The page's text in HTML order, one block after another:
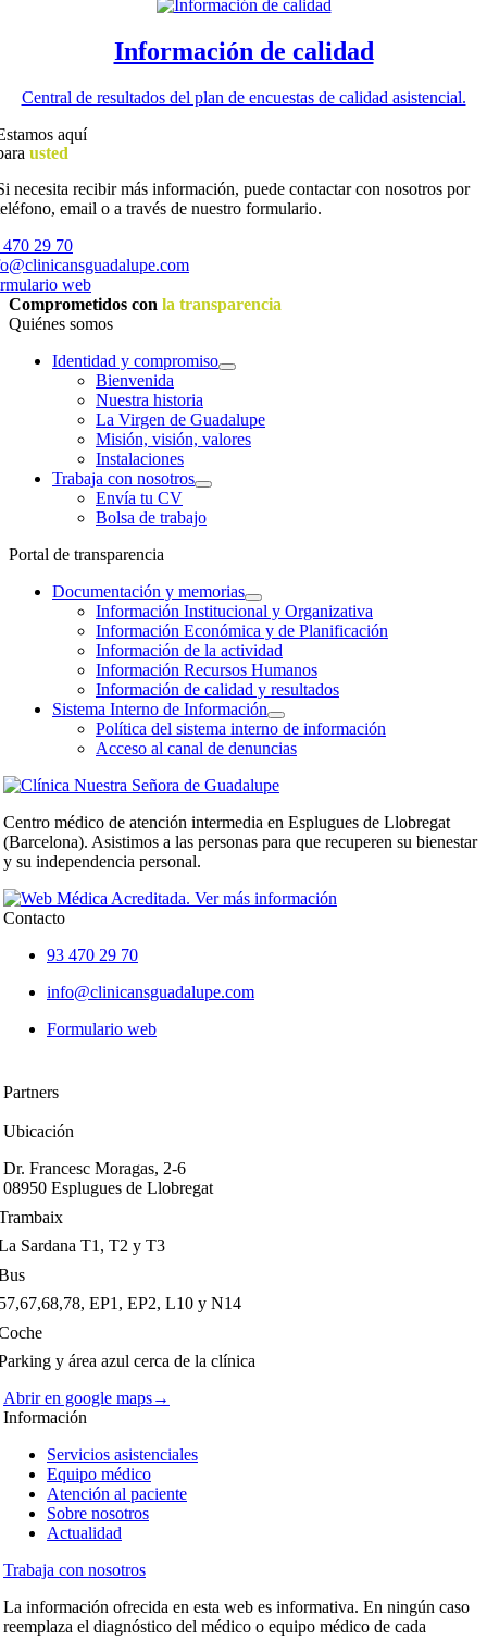
Información de calidad
Central de resultados del plan de encuestas de calidad asistencial.
aquí
usted
necesita recibir más información, puede contactar con nosotros por
email o a través de nuestro formulario.
470 29 70
web
Comprometidos con la transparencia
Quiénes somos
Identidad y compromiso
Bienvenida
Nuestra historia
La Virgen de Guadalupe
Misión, visión, valores
Instalaciones
Trabaja con nosotros
Envía tu CV
Bolsa de trabajo
Portal de transparencia
Documentación y memorias
Información Institucional y Organizativa
Información Económica y de Planificación
Información de la actividad
Información Recursos Humanos
Información de calidad y resultados
Sistema Interno de Información
Política del sistema interno de información
Acceso al canal de denuncias
Centro médico de atención intermedia en Esplugues de Llobregat
(Barcelona). Asistimos a las personas para que recuperen su bienestar
y su independencia personal.
Contacto
93 470 29 70
info@clinicansguadalupe.com
Formulario web
Partners
Ubicación
Dr. Francesc Moragas, 2-6
08950 Esplugues de Llobregat
Sardana T1, T2 y T3
EP1, EP2, L10 y N14
y área azul cerca de la clínica
Abrir en google maps→
Información
Servicios asistenciales
Equipo médico
Atención al paciente
Sobre nosotros
Actualidad
Trabaja con nosotros
La información ofrecida en esta web es informativa. En ningún caso
reemplaza el diagnóstico del médico o equipo médico de cada